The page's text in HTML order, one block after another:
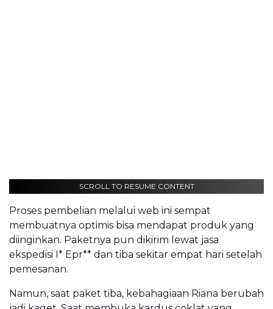
SCROLL TO RESUME CONTENT
Proses pembelian melalui web ini sempat
membuatnya optimis bisa mendapat produk yang
diinginkan. Paketnya pun dikirim lewat jasa
ekspedisi I* Epr** dan tiba sekitar empat hari setelah
pemesanan.
Namun, saat paket tiba, kebahagiaan Riana berubah